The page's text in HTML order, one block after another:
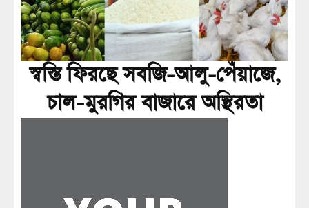
স্বস্তি ফিরছে সবজি-আলু-পেঁয়াজে,
চাল-মুরগির বাজারে অস্থিরতা